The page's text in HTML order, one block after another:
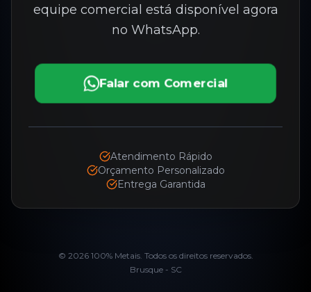
equipe comercial está disponível agora
no WhatsApp.
Falar com Comercial
Atendimento Rápido
Orçamento Personalizado
Entrega Garantida
© 2026100% Metais. Todos os direitos reservados.
Brusque - SC